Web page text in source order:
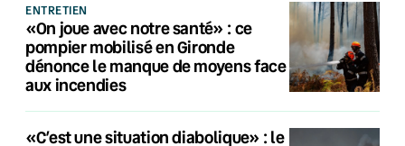
ENTRETIEN
«On joue avec notre santé» : ce
pompier mobilisé en Gironde
dénonce le manque de moyens face
aux incendies
«C’est une situation diabolique» : le